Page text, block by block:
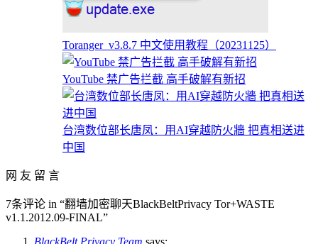
Toranger_v3.8.7 中文使用教程（20231125）
YouTube 禁广告拦截 高手破解有新招
台湾数位部长唐凤：用AI穿越防火牆 把真相送进
中国
网 友 留 言
7条评论 in “翻墙加密聊天BlackBeltPrivacy Tor+WASTE
v1.1.2012.09-FINAL”
BlackBelt Privacy Team says: